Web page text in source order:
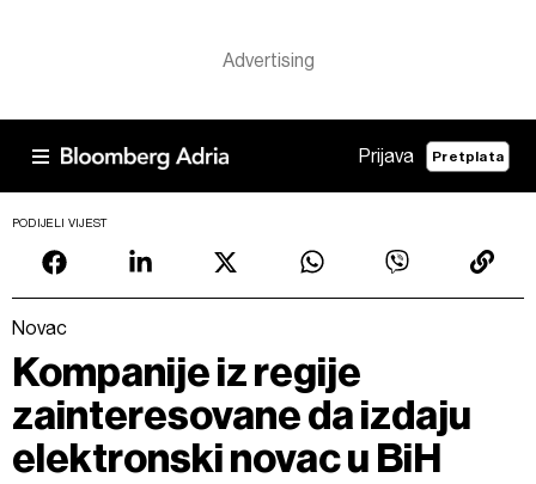
Prijava Pretplata
PODIJELI VIJEST
Novac
Kompanije iz regije
zainteresovane da izdaju
elektronski novac u BiH